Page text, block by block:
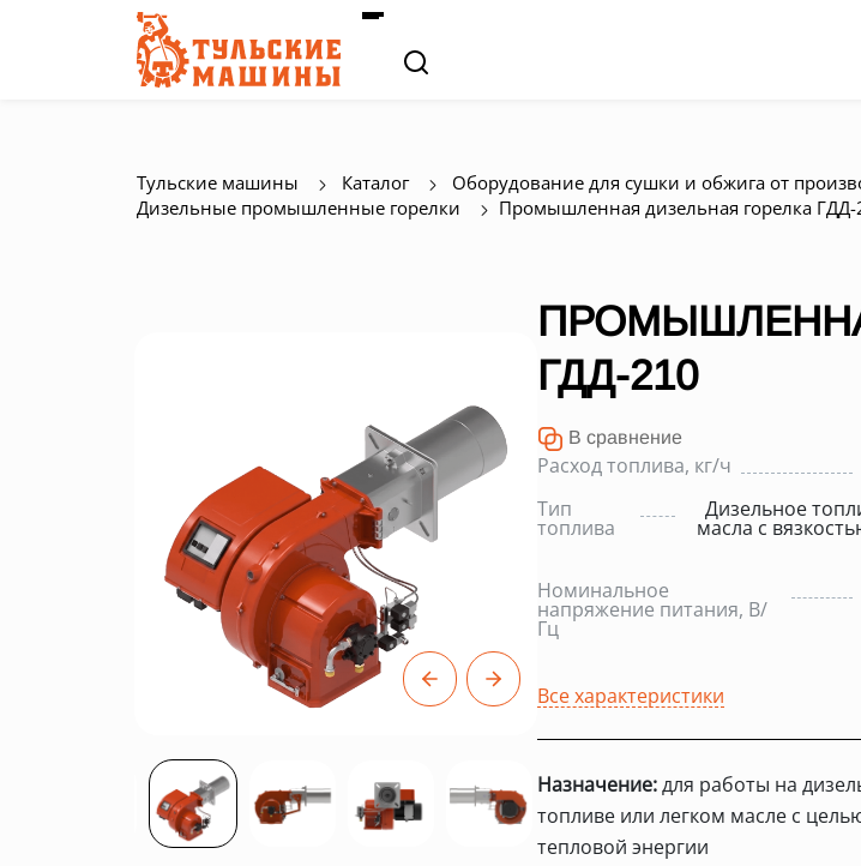
Тульские машины Каталог Оборудование для сушки и обжига от
Дизельные промышленные горелки
Промышленная дизельная горелка ГДД-
ГДД-210
В сравнение
Расход топлива, кг/ч
Тип
топлива
Дизельное
масла с
Номинальное
напряжение питания, В/
Гц
Все характеристики
Назначение:для работы на
топливе или легком масле с
тепловой энергии